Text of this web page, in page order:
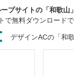
プサイトの「和歌山
で無料ダウンロードで
デザインACの「和